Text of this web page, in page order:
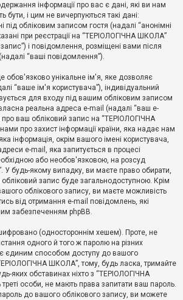
інформації про вас є дані, які ви нам
бути, і цим не вичерпуються такі дані:
під обліковим записом гостя (надалі “анонімні
при реєстрації на “ТЕРІОЛОГІЧНА ШКОЛА”
і повідомлення, розміщені вами після
(надалі “ваші повідомлення”).
обов'язково унікальне ім'я, яке дозволяє
“ваше ім'я користувача”), індивідуальний
для входу під вашим обліковим записом
реальна адреса e-mail (надалі “ваш e-
ваш обліковий запис на “ТЕРІОЛОГІЧНА
про захист інформації країни, яка надає нам
інформація, окрім вашого імені користувача,
e-mail, яка запитується в процесі
або необов'язковою, на розсуд
будь-якому випадку, ви маєте право обирати,
запис буде загальнодоступною. Крім
облікового запису, ви маєте можливість
від отримання e-mail повідомлень, які
забезпеченням phpBB.
(одностороннім хешем). Проте, не
одного й того ж паролю на різних
єдиним способом доступу до вашого
ШКОЛА”, тому, будь ласка, тримайте
яких обставинах ніхто з “ТЕРІОЛОГІЧНА
особи, не мають права запитати ваш пароль.
до вашого облікового запису, ви можете